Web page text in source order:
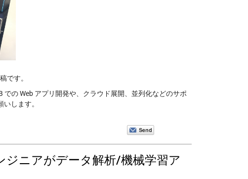
です。
の Web アプリ開発や、クラウド展開、並列化などのサポ
します。
ジニアがデータ解析/機械学習ア